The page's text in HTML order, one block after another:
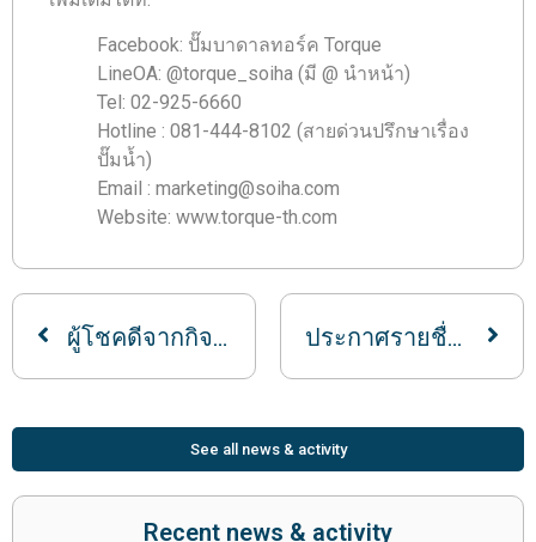
Facebook: ปั๊มบาดาลทอร์ค Torque
LineOA: @torque_soiha (มี @ นำหน้า)
Tel: 02-925-6660
Hotline : 081-444-8102 (สายด่วนปรึกษาเรื่อง
ปั๊มน้ำ)
Email : marketing@soiha.com
Website: www.torque-th.com
ผู้โชคดีจากกิจกรรมทอร์ค แจกหนัก จัดเต็ม ประจำเดือนมิถุนายน ประกาศรายชื่อผู้โชคดีจากกิจกรรม TORQUE แจกหนัก จัดเต็ม ประจำเดือน สิงหาคม 2563
See all news & activity
Recent news & activity